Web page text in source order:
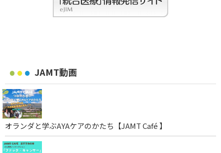
JAMT動画
オランダと学ぶAYAケアのかたち【JAMT Café 】